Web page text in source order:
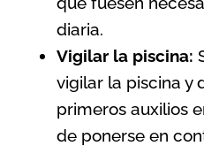
diaria.
Vigilar la piscina:
vigilar la piscina y
primeros auxilios
de ponerse en